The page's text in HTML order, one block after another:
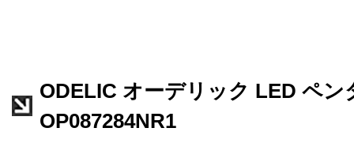
ODELIC オーデリック LED ペン
OP087284NR1